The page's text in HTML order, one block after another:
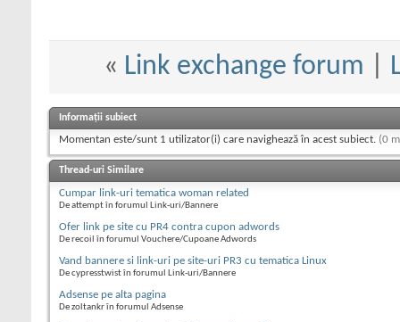
« Link exchange forum
Informații subiect
Momentan este/sunt 1 utilizator(i) care navighează în acest subiect. (0
Thread-uri Similare
Cumpar link-uri tematica woman related
De attempt în forumul Link-uri/Bannere
Ofer link pe site cu PR4 contra cupon adwords
De recoil în forumul Vouchere/Cupoane Adwords
Vand bannere si link-uri pe site-uri PR3 cu tematica Linux
De cypresstwist în forumul Link-uri/Bannere
Adsense pe alta pagina
De zoltankr în forumul Adsense